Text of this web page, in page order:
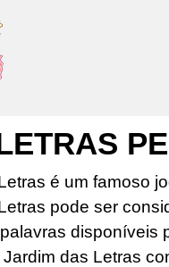
é um famoso
pode ser
disponíveis
das Letras